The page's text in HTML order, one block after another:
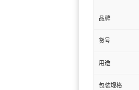
品牌
货号
用途
包装规格